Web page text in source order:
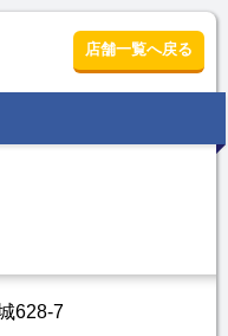
店舗一覧へ戻る
628-7